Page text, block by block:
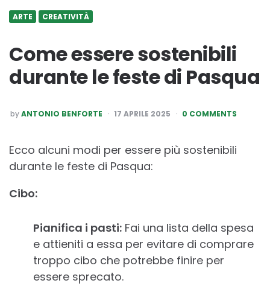
ARTE CREATIVITÀ
Come essere sostenibili
durante le feste di Pasqua
POSTED
BY
byANTONIO BENFORTE 17 APRILE 2025 0 COMMENTS
Ecco alcuni modi per essere più sostenibili
durante le feste di Pasqua:
Cibo:
Pianifica i pasti: Fai una lista della spesa
e attieniti a essa per evitare di comprare
troppo cibo che potrebbe finire per
essere sprecato.